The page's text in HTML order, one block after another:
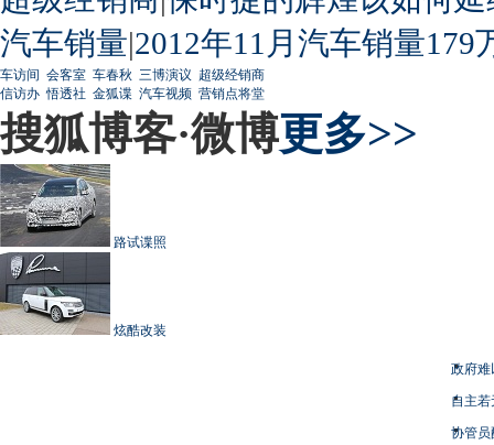
汽车销量|2012年11月汽车销量179
车访间 会客室 车春秋 三博演议 超级经销商
信访办 悟透社 金狐谍 汽车视频 营销点将堂
搜狐博客·微博更多>>
路试谍照
炫酷改装
政府难
自主
协管员